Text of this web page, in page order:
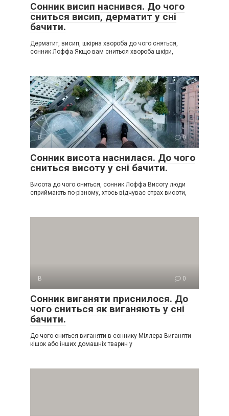
Сонник висип наснився. До чого
сниться висип, дерматит у сні
бачити.
Дерматит, висип, шкірна хвороба до чого сняться,
сонник Лоффа Якщо вам сниться хвороба шкіри,
В 0
Сонник висота наснилася. До чого
сниться висоту у сні бачити.
Висота до чого сниться, сонник Лоффа Висоту люди
сприймають по-різному, хтось відчуває страх висоти,
В 0
Сонник виганяти приснилося. До
чого сниться як виганяють у сні
бачити.
До чого сниться виганяти в соннику Міллера Виганяти
кішок або інших домашніх тварин у